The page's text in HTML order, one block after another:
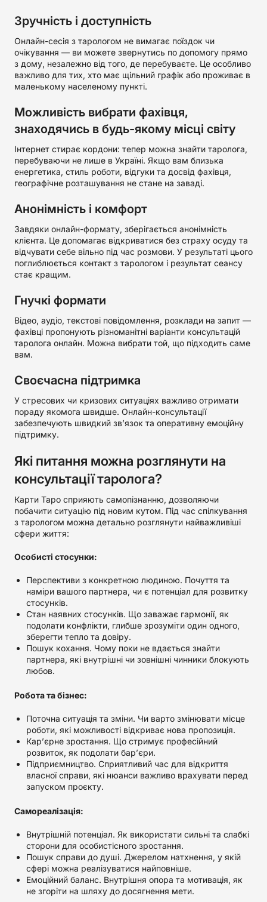
Зручність і доступність
Онлайн-сесія з тарологом не вимагає поїздок чи
очікування — ви можете звернутись по допомогу прямо
з дому, незалежно від того, де перебуваєте. Це особливо
важливо для тих, хто має щільний графік або проживає в
маленькому населеному пункті.
Можливість вибрати фахівця,
знаходячись в будь-якому місці світу
Інтернет стирає кордони: тепер можна знайти таролога,
перебуваючи не лише в Україні. Якщо вам близька
енергетика, стиль роботи, відгуки та досвід фахівця,
географічне розташування не стане на заваді.
Анонімність і комфорт
Завдяки онлайн-формату, зберігається анонімність
клієнта. Це допомагає відкриватися без страху осуду та
відчувати себе вільно під час розмови. У результаті цього
поглиблюється контакт з тарологом і результат сеансу
стає кращим.
Гнучкі формати
Відео, аудіо, текстові повідомлення, розклади на запит —
фахівці пропонують різноманітні варіанти консультацій
таролога онлайн. Можна вибрати той, що підходить саме
вам.
Своєчасна підтримка
У стресових чи кризових ситуаціях важливо отримати
пораду якомога швидше. Онлайн-консультації
забезпечують швидкий зв’язок та оперативну емоційну
підтримку.
Які питання можна розглянути на
консультації таролога?
Карти Таро сприяють самопізнанню, дозволяючи
побачити ситуацію під новим кутом. Під час спілкування
з тарологом можна детально розглянути найважливіші
сфери життя:
Особисті стосунки:
Перспективи з конкретною людиною. Почуття та
наміри вашого партнера, чи є потенціал для розвитку
стосунків.
Стан наявних стосунків. Що заважає гармонії, як
подолати конфлікти, глибше зрозуміти один одного,
зберегти тепло та довіру.
Пошук кохання. Чому поки не вдається знайти
партнера, які внутрішні чи зовнішні чинники блокують
любов.
Робота та бізнес:
Поточна ситуація та зміни. Чи варто змінювати місце
роботи, які можливості відкриває нова пропозиція.
Кар’єрне зростання. Що стримує професійний
розвиток, як подолати бар’єри.
Підприємництво. Сприятливий час для відкриття
власної справи, які нюанси важливо врахувати перед
запуском проєкту.
Самореалізація:
Внутрішній потенціал. Як використати сильні та слабкі
сторони для особистісного зростання.
Пошук справи до душі. Джерелом натхнення, у якій
сфері можна реалізуватися найповніше.
Емоційний баланс. Внутрішня опора та мотивація, як
не згоріти на шляху до досягнення мети.